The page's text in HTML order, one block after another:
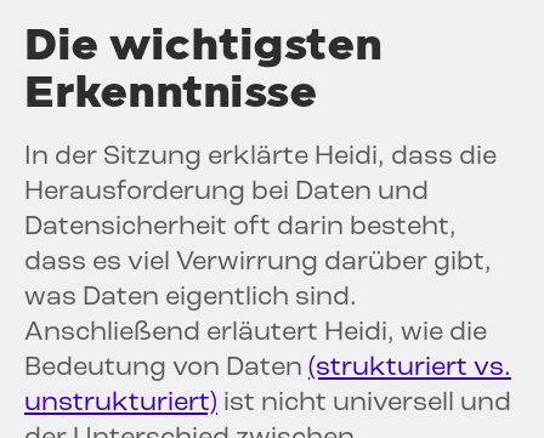
Die wichtigsten
Erkenntnisse
In der Sitzung erklärte Heidi, dass die
Herausforderung bei Daten und
Datensicherheit oft darin besteht,
dass es viel Verwirrung darüber gibt,
was Daten eigentlich sind.
Anschließend erläutert Heidi, wie die
Bedeutung von Daten (strukturiert vs.
unstrukturiert) ist nicht universell und